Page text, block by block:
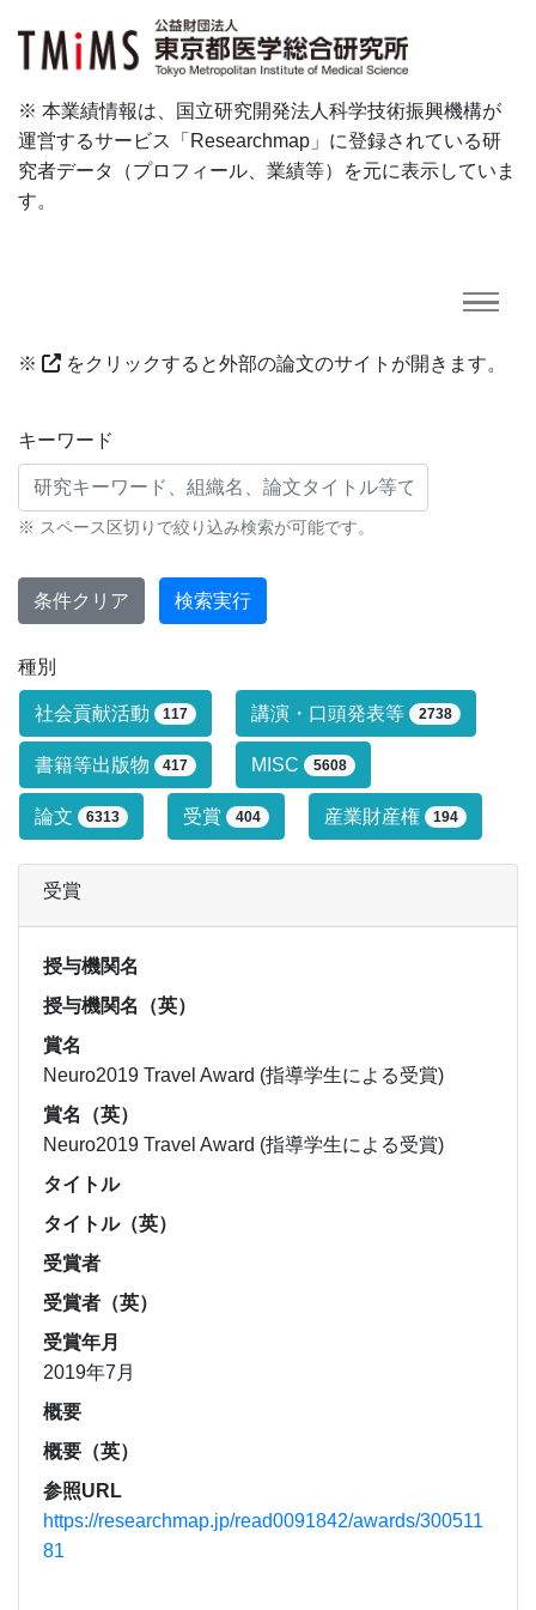
※ 本業績情報は、国立研究開発法人科学技術振興機構が
運営するサービス「Researchmap」に登録されている研
究者データ（プロフィール、業績等）を元に表示していま
す。
※ をクリックすると外部の論文のサイトが開きます。
研究業績に対する検索条件
キーワード
※ スペース区切りで絞り込み検索が可能です。
条件クリア 検索実行
種別
研究業績タイプによる絞り込み条件で
社会貢献活動 117 講演・口頭発表等 2738
書籍等出版物 417 MISC 5608
論文 6313 受賞 404 産業財産権 194
受賞
授与機関名
授与機関名（英）
賞名
Neuro2019 Travel Award (指導学生による受賞)
賞名（英）
Neuro2019 Travel Award (指導学生による受賞)
タイトル
タイトル（英）
受賞者
受賞者（英）
受賞年月
2019年7月
概要
概要（英）
参照URL
https://researchmap.jp/read0091842/awards/300511
81